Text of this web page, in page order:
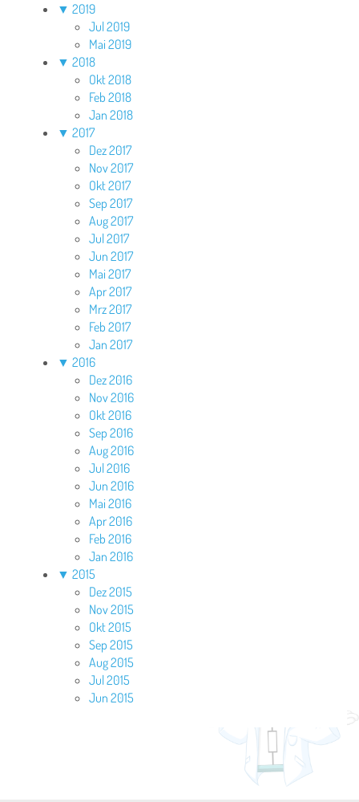
▼ 2019
Jul 2019
Mai 2019
▼ 2018
Okt 2018
Feb 2018
Jan 2018
▼ 2017
Dez 2017
Nov 2017
Okt 2017
Sep 2017
Aug 2017
Jul 2017
Jun 2017
Mai 2017
Apr 2017
Mrz 2017
Feb 2017
Jan 2017
▼ 2016
Dez 2016
Nov 2016
Okt 2016
Sep 2016
Aug 2016
Jul 2016
Jun 2016
Mai 2016
Apr 2016
Feb 2016
Jan 2016
▼ 2015
Dez 2015
Nov 2015
Okt 2015
Sep 2015
Aug 2015
Jul 2015
Jun 2015